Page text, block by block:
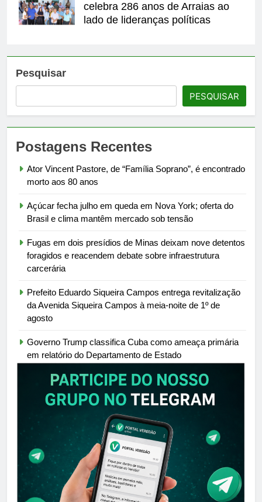
celebra 286 anos de Arraias ao
lado de lideranças políticas
Pesquisar
PESQUISAR
Postagens Recentes
Ator Vincent Pastore, de “Família Soprano”, é encontrado
morto aos 80 anos
Açúcar fecha julho em queda em Nova York; oferta do
Brasil e clima mantêm mercado sob tensão
Fugas em dois presídios de Minas deixam nove detentos
foragidos e reacendem debate sobre infraestrutura
carcerária
Prefeito Eduardo Siqueira Campos entrega revitalização
da Avenida Siqueira Campos à meia-noite de 1º de
agosto
Governo Trump classifica Cuba como ameaça primária
em relatório do Departamento de Estado